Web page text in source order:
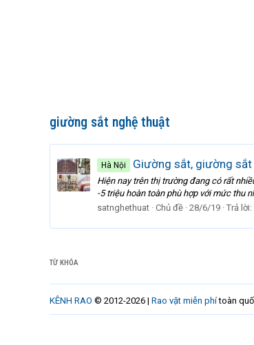
giường sắt nghệ thuật
Hà Nội Giường sắt, giường sắt
Hiện nay trên thị trường đang có rất
-5 triệu hoàn toàn phù hợp với mức thu
satnghethuat Chủ đề 28/6/19 Trả lời:
TỪ KHÓA
KÊNH RAO © 2012-2026 | Rao vặt miễn phítoàn